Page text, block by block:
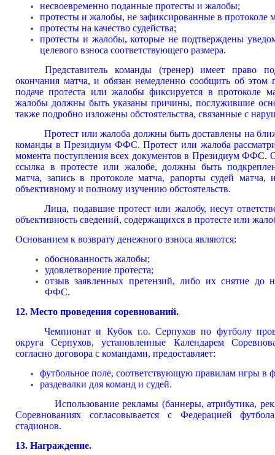
несвоевременно поданные протесты и жалобы;
протесты и жалобы, не зафиксированные в протоколе
протесты на качество судейства;
протесты и жалобы, которые не подтверждены
целевого взноса соответствующего размера.
Представитель команды (тренер) имеет право
окончания матча, и обязан немедленно сообщить об этом
подаче протеста или жалобы фиксируется в протоколе
жалобы должны быть указаны причины, послужившие
также подробно изложены обстоятельства, связанные с
Протест или жалоба должны быть доставлены на
команды в Президиум ФФС. Протест или жалоба
момента поступления всех документов в Президиум ФФС.
ссылка в протесте или жалобе, должны быть
матча, запись в протоколе матча, рапорты судей
объективному и полному изучению обстоятельств.
Лица, подавшие протест или жалобу, несут
объективность сведений, содержащихся в протесте или
Основанием к возврату денежного взноса являются:
обоснованность жалобы;
удовлетворение протеста;
отзыв заявленных претензий, либо их снятие до
ФФС.
12. Место проведения соревнований.
Чемпионат и Кубок г.о. Серпухов по футболу
округа Серпухов, установленные Календарем
согласно договора с командами, предоставляет:
футбольное поле, соответствующую правилам игры в
раздевалки для команд и судей.
Использование рекламы (баннеры, атрибутика,
Соревнованиях согласовывается с Федерацией
стадионов.
13. Награждение.